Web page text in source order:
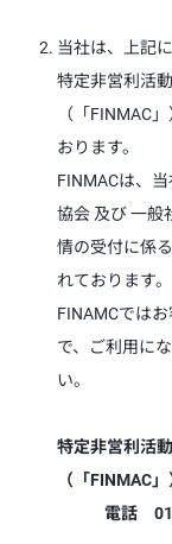
当社は、上記
特定非営利活
（「FINMAC
おります。
FINMACは、
協会 及び 一般
情の受付に係
れております。
FINAMCでは
で、ご利用に
い。
特定非営利活
（「FINMAC」
電話